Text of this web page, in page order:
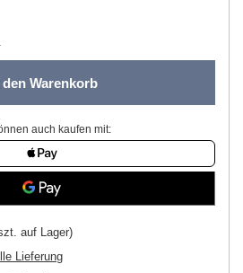
den Warenkorb
auch kaufen mit:
auf Lager)
Lieferung